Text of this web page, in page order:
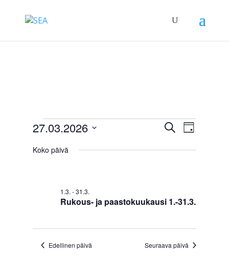
Tapahtumat
27.3.2026 aja
Etsi
Views
Päivä
27.03.2026
päivä.
Koko päivä
Rukous- ja paastokuukausi 1.-31.3.
1.3. -31.3.
Edellinen päivä Seuraava päivä